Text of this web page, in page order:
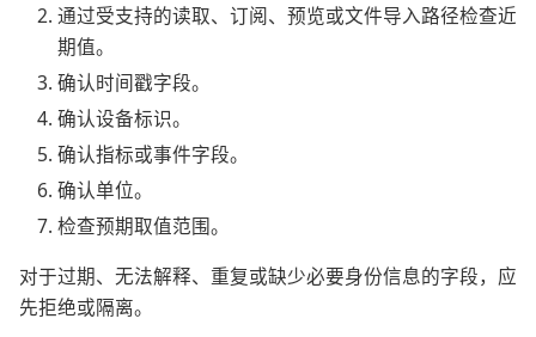
通过受支持的读取、订阅、预览或文件导入路径检查近
期值。
确认时间戳字段。
确认设备标识。
确认指标或事件字段。
确认单位。
检查预期取值范围。
对于过期、无法解释、重复或缺少必要身份信息的字段，应
先拒绝或隔离。